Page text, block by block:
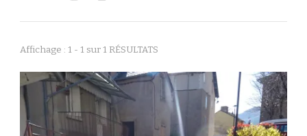
Affichage : 1 - 1 sur 1 RÉSULTATS